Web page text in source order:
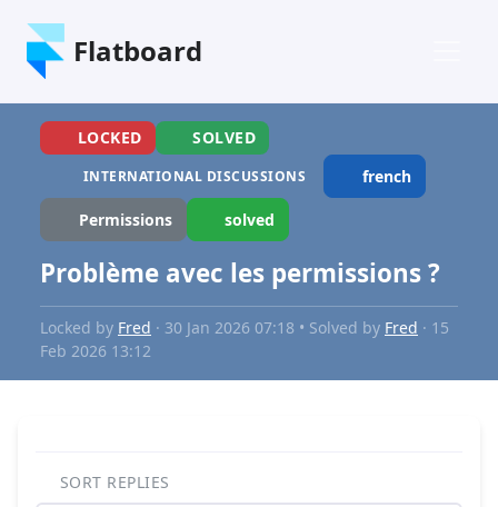
Flatboard
LOCKED SOLVED
INTERNATIONAL DISCUSSIONS french
Permissions solved
Problème avec les permissions ?
Locked by Fred · 30 Jan 2026 07:18 • Solved by Fred · 15
Feb 2026 13:12
SORT REPLIES